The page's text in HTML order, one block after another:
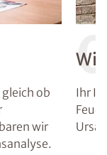
ob
wir
Wir
Ihr